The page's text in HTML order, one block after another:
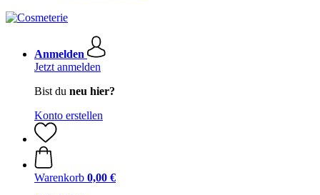
Anmelden
Jetzt anmelden
Bist du neu hier?
Konto erstellen
Warenkorb 0,00 €